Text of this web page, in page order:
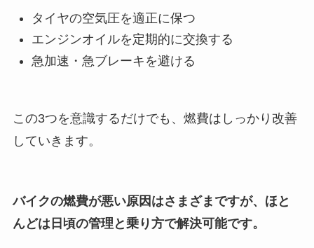
タイヤの空気圧を適正に保つ
エンジンオイルを定期的に交換する
急加速・急ブレーキを避ける
この3つを意識するだけでも、燃費はしっかり改善
していきます。
バイクの燃費が悪い原因はさまざまですが、ほと
んどは日頃の管理と乗り方で解決可能です。